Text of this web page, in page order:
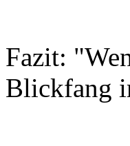
Fazit:
Blickfang